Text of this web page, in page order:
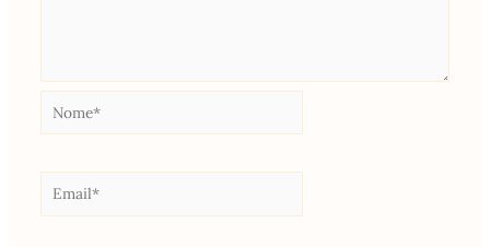
Nome*
Email*